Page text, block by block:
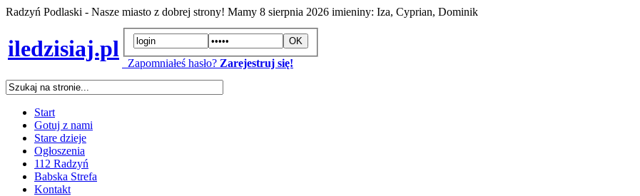
Radzyń Podlaski - Nasze miasto z dobrej strony! Mamy 8 sierpnia 2026 imieniny: Iza, Cyprian, Dominik
iledzisiaj.pl
Zapomniałeś hasło? Zarejestruj się!
Start
Gotuj z nami
Stare dzieje
Ogłoszenia
112 Radzyń
Babska Strefa
Kontakt